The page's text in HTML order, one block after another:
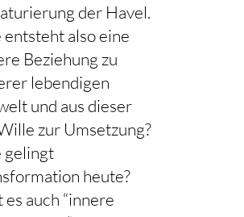
der Havel.
also eine
Beziehung zu
lebendigen
und aus dieser
zur Umsetzung?
gelingt
heute?
es auch “innere